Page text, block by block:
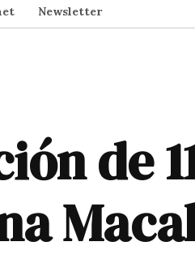
Newsletter
de